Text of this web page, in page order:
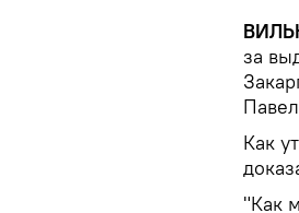
за
Как
"Как